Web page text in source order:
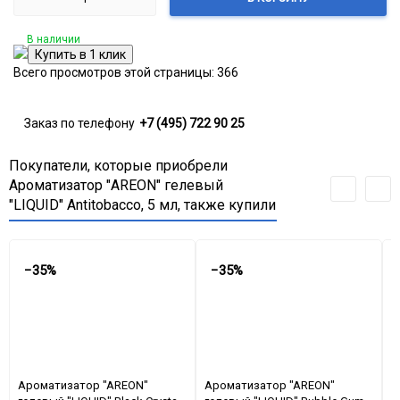
В наличии
Всего просмотров этой страницы: 366
Заказ по телефону +7 (495) 722 90 25
Покупатели, которые приобрели
Ароматизатор "AREON" гелевый
"LIQUID" Antitobacco, 5 мл, также купили
−35%
Ароматизатор "AREON"
−35%
Ароматизатор "AREON"